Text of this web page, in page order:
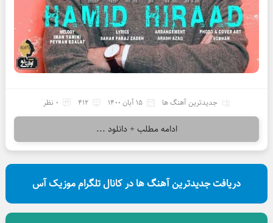
جدیدترین آهنگ ها 15 آبان 1400 412 0 نظر
ادامه مطلب + دانلود ...
دریافت جدیدترین آهنگ ها در کانال تلگرام موزیک آس